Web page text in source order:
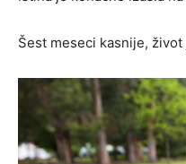
Šest meseci kasnije,